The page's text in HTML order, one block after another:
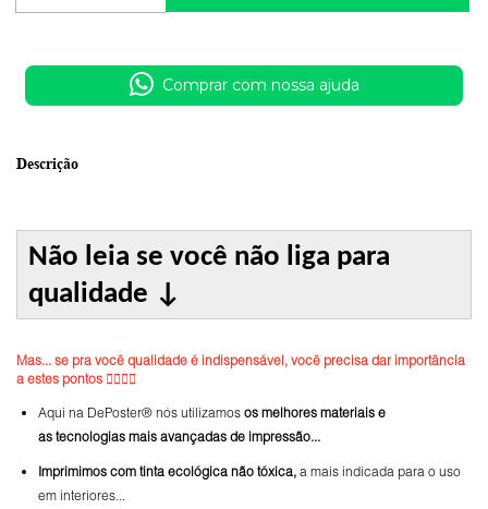
Comprar com nossa ajuda
Descrição
Não leia se você não liga para
qualidade ↓
Mas... se pra você qualidade é indispensável, você precisa dar importância
a estes pontos 👇🏼👇🏼
Aqui na DePoster® nós utilizamos os melhores materiais e
as tecnologias mais avançadas de impressão...
Imprimimos com tinta ecológica não tóxica, a mais indicada para o uso
em interiores...